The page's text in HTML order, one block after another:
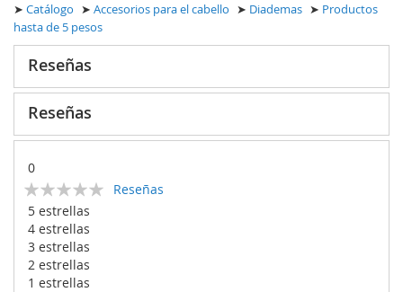
➤ Catálogo ➤ Accesorios para el cabello ➤ Diademas ➤ Productos
hasta de 5 pesos
Reseñas
Reseñas
0
Calificación:
% of100
Reseñas
5 estrellas
4 estrellas
3 estrellas
2 estrellas
1 estrellas